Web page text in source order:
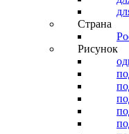
Страна
Рисунок